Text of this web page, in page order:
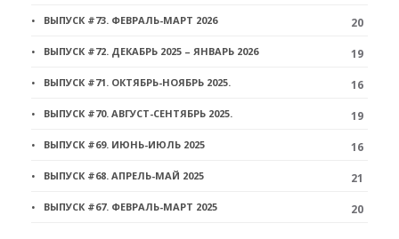
ВЫПУСК #73. ФЕВРАЛЬ-МАРТ 2026 20
ВЫПУСК #72. ДЕКАБРЬ 2025 – ЯНВАРЬ 2026 19
ВЫПУСК #71. ОКТЯБРЬ-НОЯБРЬ 2025. 16
ВЫПУСК #70. АВГУСТ-СЕНТЯБРЬ 2025. 19
ВЫПУСК #69. ИЮНЬ-ИЮЛЬ 2025 16
ВЫПУСК #68. АПРЕЛЬ-МАЙ 2025 21
ВЫПУСК #67. ФЕВРАЛЬ-МАРТ 2025 20